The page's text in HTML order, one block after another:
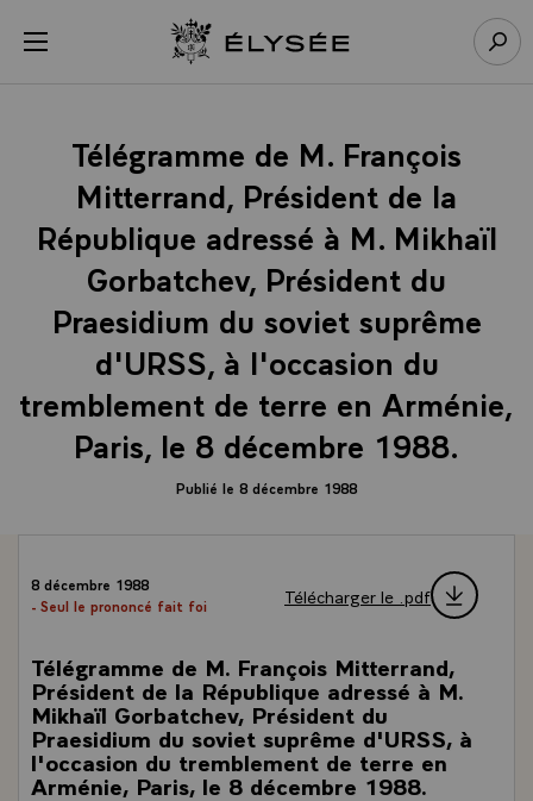
menu Retour à l’accueil Élysée
Télégramme de M. François
Mitterrand, Président de la
République adressé à M. Mikhaïl
Gorbatchev, Président du
Praesidium du soviet suprême
d'URSS, à l'occasion du
tremblement de terre en Arménie,
Paris, le 8 décembre 1988.
Publié le 8 décembre 1988
8 décembre 1988
- Seul le prononcé fait foi
Télécharger le .pdf
Télégramme de M. François Mitterrand,
Président de la République adressé à M.
Mikhaïl Gorbatchev, Président du
Praesidium du soviet suprême d'URSS, à
l'occasion du tremblement de terre en
Arménie, Paris, le 8 décembre 1988.
Panneau de gestion des cookies